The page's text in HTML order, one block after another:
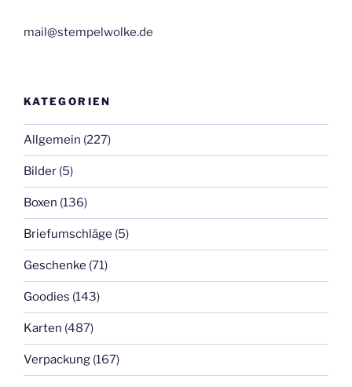
mail@stempelwolke.de
KATEGORIEN
Allgemein (227)
Bilder (5)
Boxen (136)
Briefumschläge (5)
Geschenke (71)
Goodies (143)
Karten (487)
Verpackung (167)